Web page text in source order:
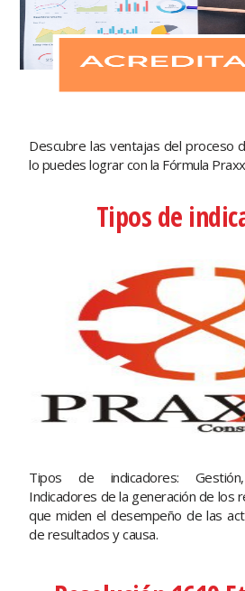
Descubre las ventajas del proceso
lo puedes lograr con la Fórmula
Tipos de
Tipos de indicadores:
Indicadores de la generación de los
que miden el desempeño de las
de resultados y causa.